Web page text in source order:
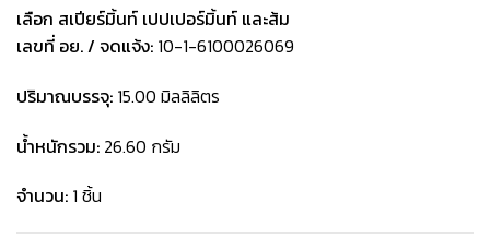
เลือก สเปียร์มิ้นท์ เปปเปอร์มิ้นท์ และส้ม
เลขที่ อย. / จดแจ้ง: 10-1-6100026069
ปริมาณบรรจุ: 15.00 มิลลิลิตร
น้ำหนักรวม: 26.60 กรัม
จำนวน: 1 ชิ้น